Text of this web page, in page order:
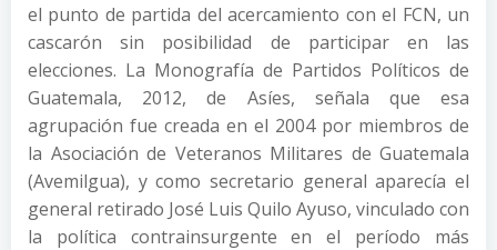
el punto de partida del acercamiento con el FCN, un
cascarón sin posibilidad de participar en las
elecciones. La Monografía de Partidos Políticos de
Guatemala, 2012, de Asíes, señala que esa
agrupación fue creada en el 2004 por miembros de
la Asociación de Veteranos Militares de Guatemala
(Avemilgua), y como secretario general aparecía el
general retirado José Luis Quilo Ayuso, vinculado con
la política contrainsurgente en el período más